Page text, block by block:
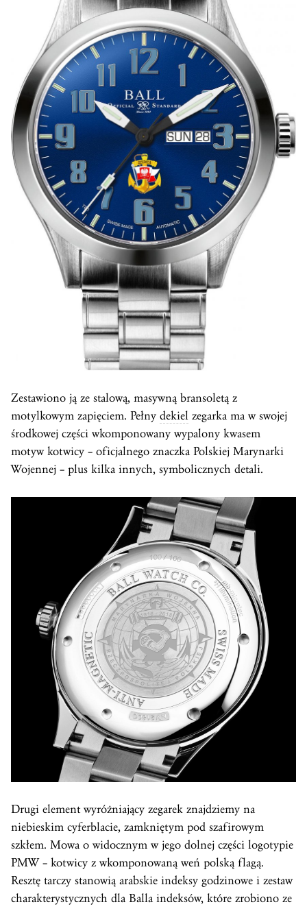
Zestawiono ją ze stalową, masywną bransoletą z
motylkowym zapięciem. Pełny dekiel zegarka ma w swojej
środkowej części wkomponowany wypalony kwasem
motyw kotwicy – oficjalnego znaczka Polskiej Marynarki
Wojennej – plus kilka innych, symbolicznych detali.
Drugi element wyróżniający zegarek znajdziemy na
niebieskim cyferblacie, zamkniętym pod szafirowym
szkłem. Mowa o widocznym w jego dolnej części logotypie
PMW – kotwicy z wkomponowaną weń polską flagą.
Resztę tarczy stanowią arabskie indeksy godzinowe i zestaw
charakterystycznych dla Balla indeksów, które zrobiono ze